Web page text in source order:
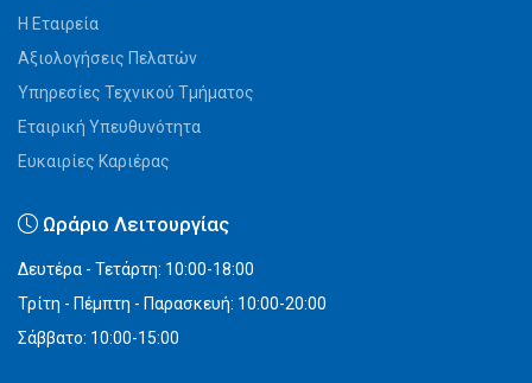
Η Εταιρεία
Αξιολογήσεις Πελατών
Υπηρεσίες Τεχνικού Τμήματος
Εταιρική Υπευθυνότητα
Ευκαιρίες Καριέρας
Ωράριο Λειτουργίας
Δευτέρα - Τετάρτη: 10:00-18:00
Τρίτη - Πέμπτη - Παρασκευή: 10:00-20:00
Σάββατο: 10:00-15:00